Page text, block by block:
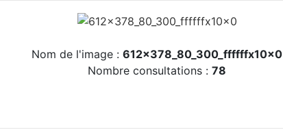
Nom de l'image : 612x378_80_300_ffffffx10x0
Nombre consultations : 78